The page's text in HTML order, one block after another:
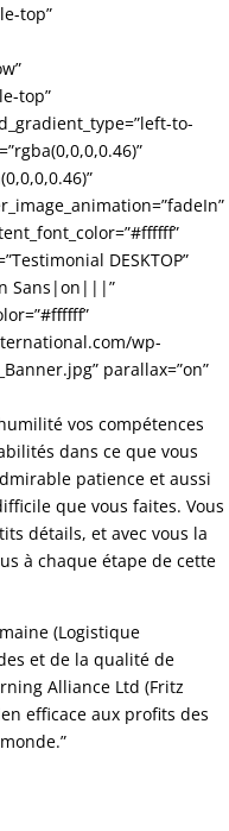
top”
top”
to-
DESKTOP”
Sans|on|||”
wp-
parallax=”on”
vos compétences
dans ce que vous
patience et aussi
que vous faites. Vous
détails, et avec vous la
à chaque étape de cette
(Logistique
et de la qualité de
Alliance Ltd (Fritz
efficace aux profits des